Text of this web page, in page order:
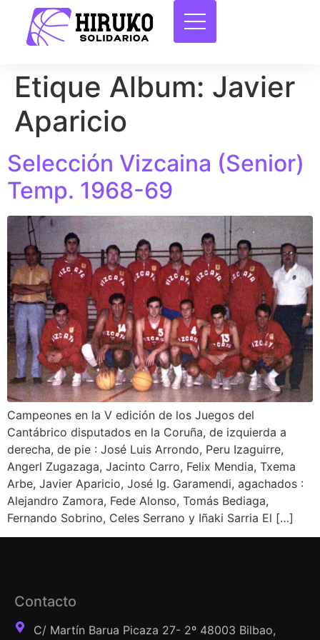
Etique Album: Javier
Aparicio
Selección Vizcaina (Senior)
Temp. 1968-69
Campeones en la V edición de los Juegos del
Cantábrico disputados en la Coruña, de izquierda a
derecha, de pie : José Luis Arrondo, Peru Izaguirre,
Angerl Zugazaga, Jacinto Carro, Felix Mendia, Txema
Arbe, Javier Aparicio, José Ig. Garamendi, agachados :
Alejandro Zamora, Fede Alonso, Tomás Bediaga,
Fernando Sobrino, Celes Serrano y Iñaki Sarria El […]
Contacto
C/ Martín Barua Picaza 27- 2º 48003 Bilbao,